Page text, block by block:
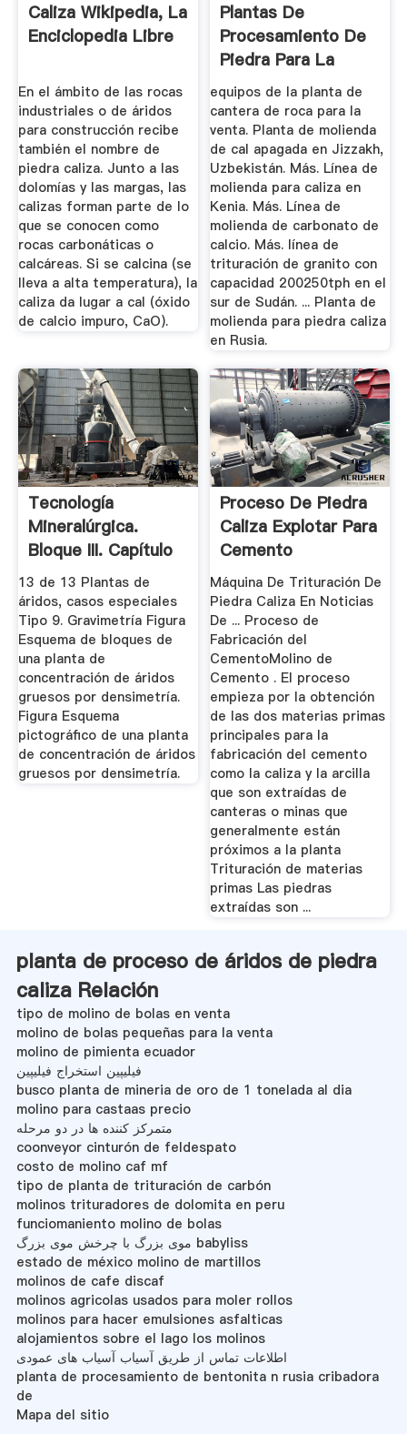
Caliza Wikipedia, La
Enciclopedia Libre
En el ámbito de las rocas
industriales o de áridos
para construcción recibe
también el nombre de
piedra caliza. Junto a las
dolomías y las margas, las
calizas forman parte de lo
que se conocen como
rocas carbonáticas o
calcáreas. Si se calcina (se
lleva a alta temperatura), la
caliza da lugar a cal (óxido
de calcio impuro, CaO).
Plantas De
Procesamiento De
Piedra Para La
Venta
equipos de la planta de
cantera de roca para la
venta. Planta de molienda
de cal apagada en Jizzakh,
Uzbekistán. Más. Línea de
molienda para caliza en
Kenia. Más. Línea de
molienda de carbonato de
calcio. Más. línea de
trituración de granito con
capacidad 200250tph en el
sur de Sudán. ... Planta de
molienda para piedra caliza
en Rusia.
Tecnología
Mineralúrgica.
Bloque III. Capítulo
11. Plantas ...
13 de 13 Plantas de
áridos, casos especiales
Tipo 9. Gravimetría Figura
Esquema de bloques de
una planta de
concentración de áridos
gruesos por densimetría.
Figura Esquema
pictográfico de una planta
de concentración de áridos
gruesos por densimetría.
Proceso De Piedra
Caliza Explotar Para
Cemento
Máquina De Trituración De
Piedra Caliza En Noticias
De ... Proceso de
Fabricación del
CementoMolino de
Cemento . El proceso
empieza por la obtención
de las dos materias primas
principales para la
fabricación del cemento
como la caliza y la arcilla
que son extraídas de
canteras o minas que
generalmente están
próximos a la planta
Trituración de materias
primas Las piedras
extraídas son ...
planta de proceso de áridos de piedra
caliza Relación
tipo de molino de bolas en venta
molino de bolas pequeñas para la venta
molino de pimienta ecuador
فیلیپین استخراج فیلیپین
busco planta de mineria de oro de 1 tonelada al dia
molino para castaas precio
متمرکز کننده ها در دو مرحله
coonveyor cinturón de feldespato
costo de molino caf mf
tipo de planta de trituración de carbón
molinos trituradores de dolomita en peru
funciomaniento molino de bolas
موی بزرگ با چرخش موی بزرگ babyliss
estado de méxico molino de martillos
molinos de cafe discaf
molinos agricolas usados para moler rollos
molinos para hacer emulsiones asfalticas
alojamientos sobre el lago los molinos
اطلاعات تماس از طریق آسیاب آسیاب های عمودی
planta de procesamiento de bentonita n rusia cribadora
de
Mapa del sitio